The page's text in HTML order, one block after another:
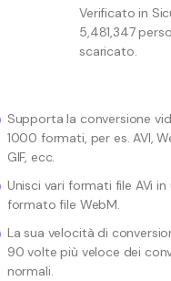
Verificato in
5,481,347
scaricato.
Supporta la conversione
1000 formati, per es. AVI,
GIF, ecc.
Unisci vari formati file AVi in
formato file WebM.
La sua velocità di
90 volte più veloce dei
normali.